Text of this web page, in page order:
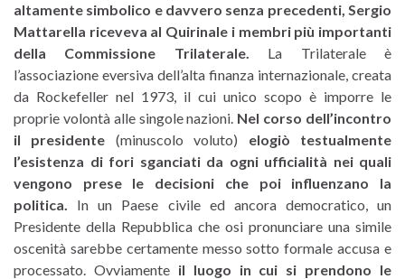
altamente simbolico e davvero senza precedenti, Sergio
Mattarella riceveva al Quirinale i membri più importanti
della Commissione Trilaterale. La Trilaterale è
l’associazione eversiva dell’alta finanza internazionale, creata
da Rockefeller nel 1973, il cui unico scopo è imporre le
proprie volontà alle singole nazioni. Nel corso dell’incontro
il presidente (minuscolo voluto) elogiò testualmente
l’esistenza di fori sganciati da ogni ufficialità nei quali
vengono prese le decisioni che poi influenzano la
politica. In un Paese civile ed ancora democratico, un
Presidente della Repubblica che osi pronunciare una simile
oscenità sarebbe certamente messo sotto formale accusa e
processato. Ovviamenteil luogo in cui si prendono le